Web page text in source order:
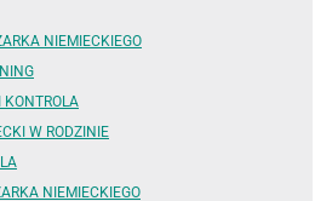
NIEMIECKIEGO
KONTROLA
W RODZINIE
NIEMIECKIEGO